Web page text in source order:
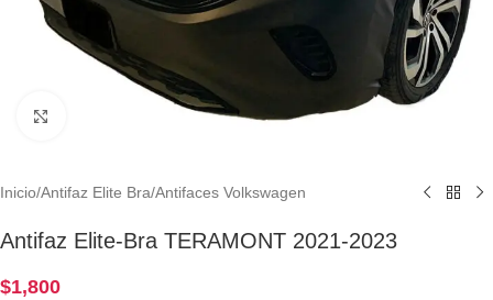
Inicio/Antifaz Elite Bra/Antifaces Volkswagen
Antifaz Elite-Bra TERAMONT 2021-2023
$1,800